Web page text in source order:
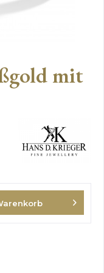
mit